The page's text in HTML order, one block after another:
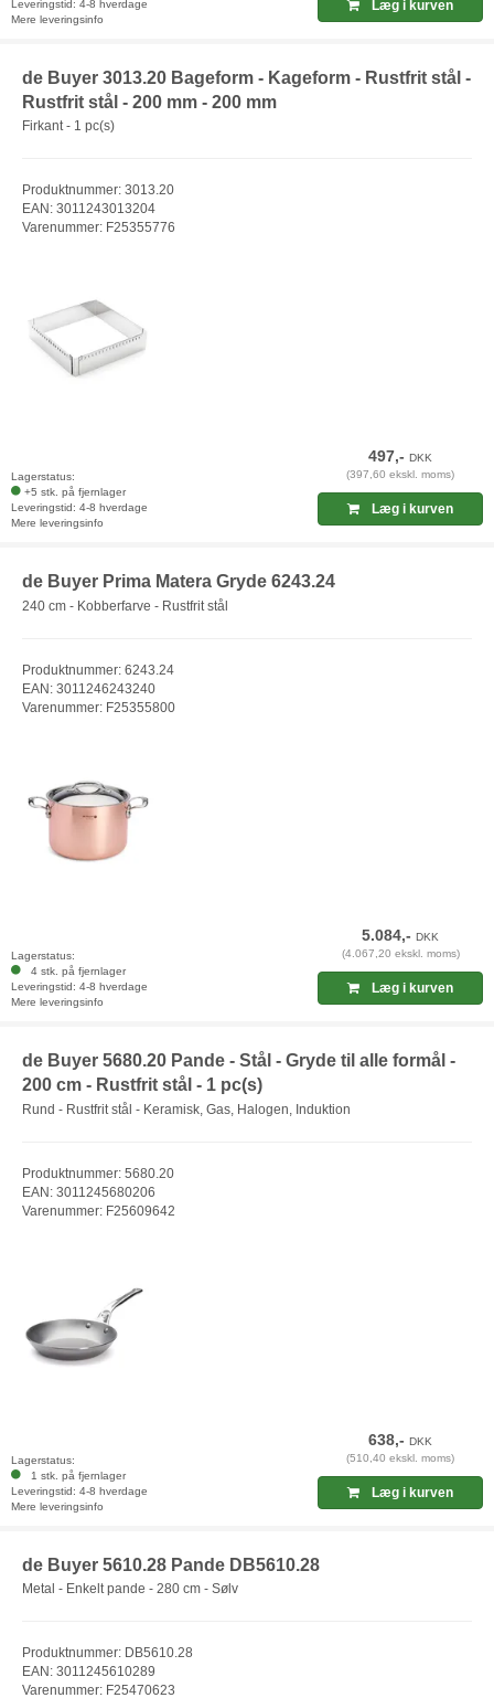
Leveringstid: 4-8 hverdage
Mere leveringsinfo
Læg i kurven
de Buyer 3013.20 Bageform - Kageform - Rustfrit stål -
Rustfrit stål - 200 mm - 200 mm
Firkant - 1 pc(s)
Produktnummer: 3013.20
EAN: 3011243013204
Varenummer: F25355776
Lagerstatus:
+5 stk. på fjernlager
Leveringstid: 4-8 hverdage
Mere leveringsinfo
497,-DKK
(397,60 ekskl. moms)
Læg i kurven
de Buyer Prima Matera Gryde 6243.24
240 cm - Kobberfarve - Rustfrit stål
Produktnummer: 6243.24
EAN: 3011246243240
Varenummer: F25355800
Lagerstatus:
4 stk. på fjernlager
Leveringstid: 4-8 hverdage
Mere leveringsinfo
5.084,-DKK
(4.067,20 ekskl. moms)
Læg i kurven
de Buyer 5680.20 Pande - Stål - Gryde til alle formål -
200 cm - Rustfrit stål - 1 pc(s)
Rund - Rustfrit stål - Keramisk, Gas, Halogen, Induktion
Produktnummer: 5680.20
EAN: 3011245680206
Varenummer: F25609642
Lagerstatus:
1 stk. på fjernlager
Leveringstid: 4-8 hverdage
Mere leveringsinfo
638,-DKK
(510,40 ekskl. moms)
Læg i kurven
de Buyer 5610.28 Pande DB5610.28
Metal - Enkelt pande - 280 cm - Sølv
Produktnummer: DB5610.28
EAN: 3011245610289
Varenummer: F25470623